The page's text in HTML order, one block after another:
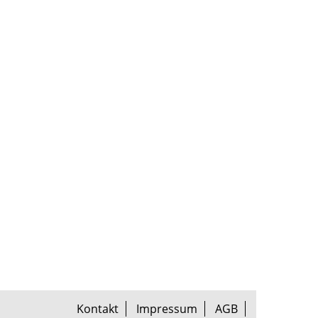
Kontakt Impressum AGB